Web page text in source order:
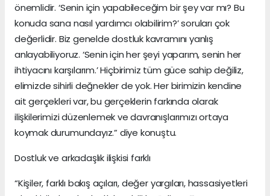
önemlidir. ‘Senin için yapabileceğim bir şey var mı? Bu
konuda sana nasıl yardımcı olabilirim?’ soruları çok
değerlidir. Biz genelde dostluk kavramını yanlış
anlayabiliyoruz. ‘Senin için her şeyi yaparım, senin her
ihtiyacını karşılarım.’ Hiçbirimiz tüm güce sahip değiliz,
elimizde sihirli değnekler de yok. Her birimizin kendine
ait gerçekleri var, bu gerçeklerin farkında olarak
ilişkilerimizi düzenlemek ve davranışlarımızı ortaya
koymak durumundayız.” diye konuştu.
Dostluk ve arkadaşlık ilişkisi farklı
“Kişiler, farklı bakış açıları, değer yargıları, hassasiyetleri